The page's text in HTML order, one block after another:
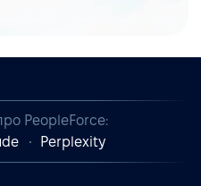
PeopleForce:
Perplexity